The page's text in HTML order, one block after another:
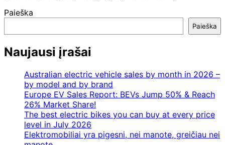
Paieška
Paieška
Naujausi įrašai
Australian electric vehicle sales by month in 2026 –
by model and by brand
Europe EV Sales Report: BEVs Jump 50% & Reach
26% Market Share!
The best electric bikes you can buy at every price
level in July 2026
Elektromobiliai yra pigesni, nei manote, greičiau nei